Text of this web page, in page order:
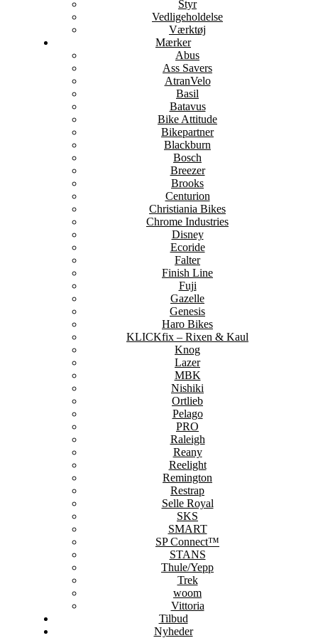
Styr
Vedligeholdelse
Værktøj
Mærker
Abus
Ass Savers
AtranVelo
Basil
Batavus
Bike Attitude
Bikepartner
Blackburn
Bosch
Breezer
Brooks
Centurion
Christiania Bikes
Chrome Industries
Disney
Ecoride
Falter
Finish Line
Fuji
Gazelle
Genesis
Haro Bikes
KLICKfix – Rixen & Kaul
Knog
Lazer
MBK
Nishiki
Ortlieb
Pelago
PRO
Raleigh
Reany
Reelight
Remington
Restrap
Selle Royal
SKS
SMART
SP Connect™
STANS
Thule/Yepp
Trek
woom
Vittoria
Tilbud
Nyheder